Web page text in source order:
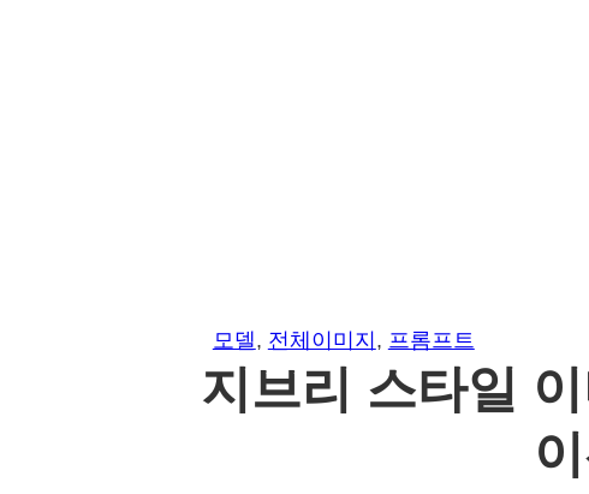
모델, 전체이미지 , 프롬프트
지브리 스타일